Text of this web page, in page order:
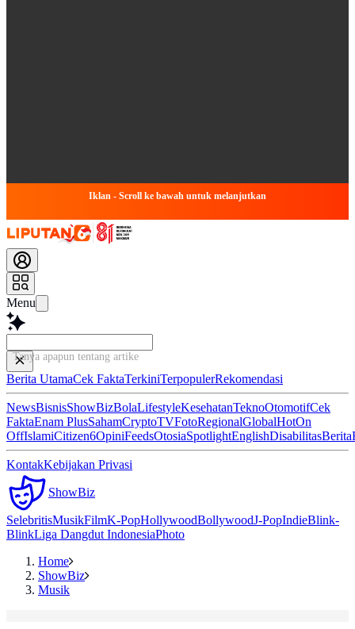
Iklan - Scroll ke bawah untuk melanjutkan
Menu
Tanya apapun tentang artikel ini...
Berita UtamaCek FaktaTerkiniTerpopulerRekomendasi
NewsBisnisShowBizBolaLifestyleKesehatanTeknoOtomotifCek
FaktaEnam PlusSahamCryptoTVFotoRegionalGlobalHotOn
OffIslamiCitizen6OpiniFeedsOtosiaSpotlightEnglishDisabilitasBerita
KontakKebijakan Privasi
ShowBiz
SelebritisMusikFilmK-PopHollywoodBollywoodJ-PopIndieBlink-
BlinkLiga Dangdut IndonesiaPhoto
Home
ShowBiz
Musik